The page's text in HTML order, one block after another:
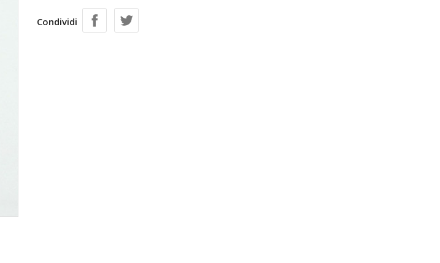
Condividi